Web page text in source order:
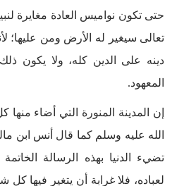
حتى تكون نواميس العادة مغايرة
تعالى سيغير له الأرض ومن عليها؛
دينه على الدين كله، ولا يكون ذلك
المعهود.
إن المدينة المنورة التي أضاء
الله عليه وسلم كما قال أنس ابن
تضيء الدنيا بهذه الرسالة الخاتمة
لعباده، فلا غرابة أن يتغير فيها